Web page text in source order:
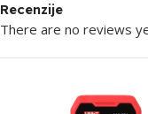
Recenzije
There are no reviews